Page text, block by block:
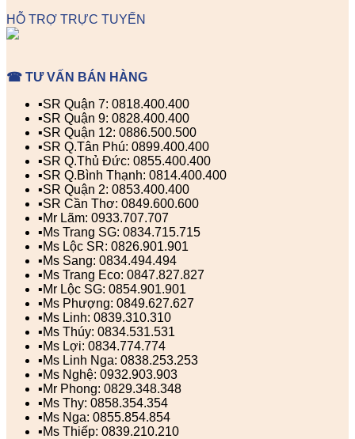
HỖ TRỢ TRỰC TUYẾN
☎ TƯ VẤN BÁN HÀNG
▪️SR Quận 7: 0818.400.400
▪️SR Quận 9: 0828.400.400
▪️SR Quận 12: 0886.500.500
▪️SR Q.Tân Phú: 0899.400.400
▪️SR Q.Thủ Đức: 0855.400.400
▪️SR Q.Bình Thạnh: 0814.400.400
▪️SR Quận 2: 0853.400.400
▪️SR Cần Thơ: 0849.600.600
▪️Mr Lãm: 0933.707.707
▪️Ms Trang SG: 0834.715.715
▪️Ms Lộc SR: 0826.901.901
▪️Ms Sang: 0834.494.494
▪️Ms Trang Eco: 0847.827.827
▪️Mr Lộc SG: 0854.901.901
▪️Ms Phượng: 0849.627.627
▪️Ms Linh: 0839.310.310
▪️Ms Thúy: 0834.531.531
▪️Ms Lợi: 0834.774.774
▪️Ms Linh Nga: 0838.253.253
▪️Ms Nghệ: 0932.903.903
▪️Mr Phong: 0829.348.348
▪️Ms Thy: 0858.354.354
▪️Ms Nga: 0855.854.854
▪️Ms Thiếp: 0839.210.210